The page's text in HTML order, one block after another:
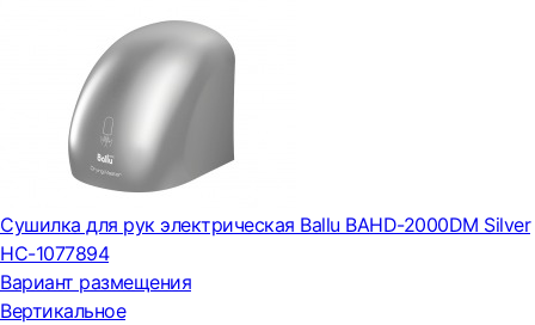
Сушилка для рук электрическая Ballu BAHD-2000DM Silver
НС-1077894
Вариант размещения
Вертикальное